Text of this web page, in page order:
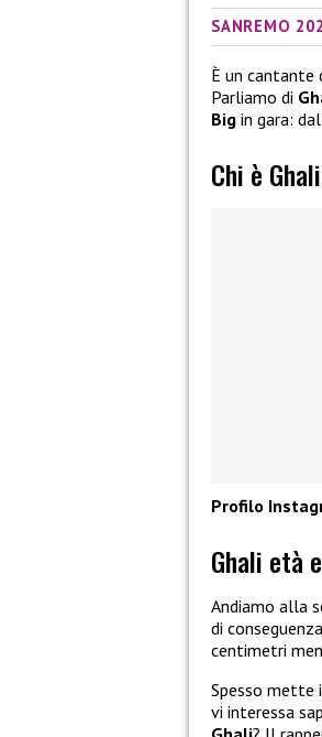
SANREMO
È un cantante
Parliamo di
Big in gara:
Chi è Ghali
Profilo
Ghali età
Andiamo alla
di
centimetri
Spesso mette
vi interessa